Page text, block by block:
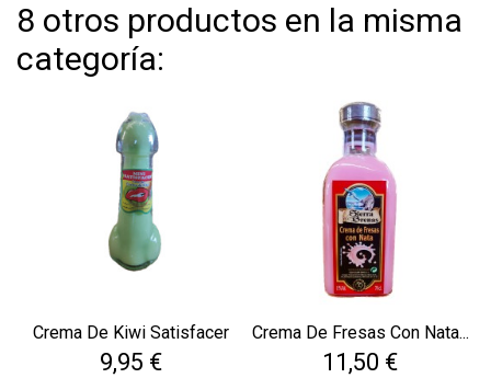
8 otros productos en la misma
categoría:
Crema De Kiwi Satisfacer
Precio
9,95 €
Crema De Fresas Con Nata...
Precio
11,50 €